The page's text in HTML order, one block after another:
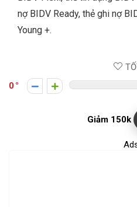
nợ BIDV Ready, thẻ ghi nợ
Young +.
0
Giảm 150k